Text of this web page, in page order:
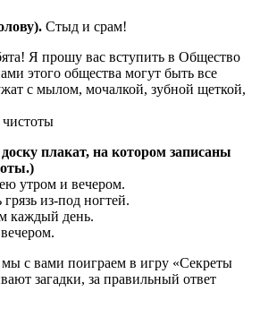
Стыд и срам!
Я прошу вас вступить в Общество
этого общества могут быть все
с мылом, мочалкой, зубной щеткой,
чистоты
плакат, на котором записаны
утром и вечером.
из-под ногтей.
каждый день.
мы с вами поиграем в игру «Секреты
загадки, за правильный ответ